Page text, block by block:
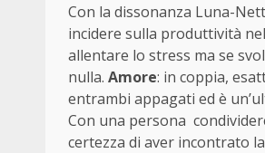
Con la dissonanza Luna-
incidere sulla produttività
allentare lo stress ma se
nulla. Amore: in coppia,
entrambi appagati ed è
Con una persona
certezza di aver incontrato